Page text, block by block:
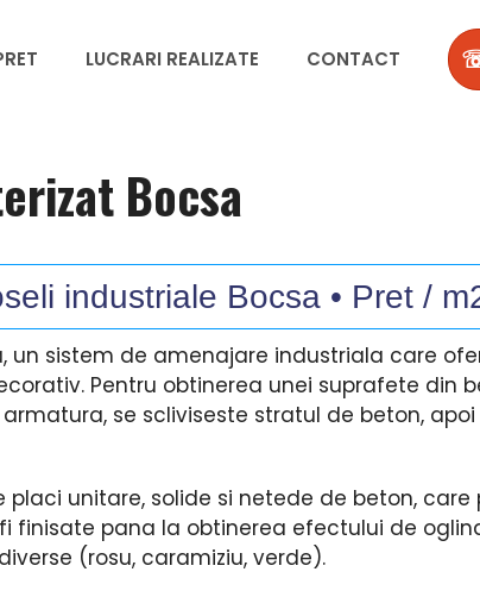
LUCRARI REALIZATE CONTACT
Bocsa
industriale Bocsa • Pret /
un sistem de amenajare industriala care
Pentru obtinerea unei suprafete din
se scliviseste stratul de beton,
unitare, solide si netede de beton, care
finisate pana la obtinerea efectului de
(rosu, caramiziu, verde).